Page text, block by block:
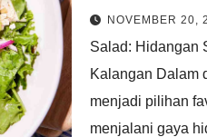
NOVEMBER 20,
Salad: Hidangan
Kalangan Dalam
menjadi pilihan
menjalani gaya